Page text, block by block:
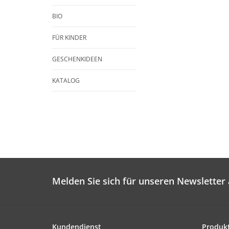
BIO
FÜR KINDER
GESCHENKIDEEN
KATALOG
Melden Sie sich für unseren Newsletter
Kundendienst